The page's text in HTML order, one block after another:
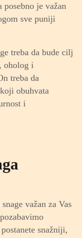
posebno je važan
sve puniji
treba da bude cilj
oholog i
treba da
obuhvata
i
važan za Vas
snažniji,